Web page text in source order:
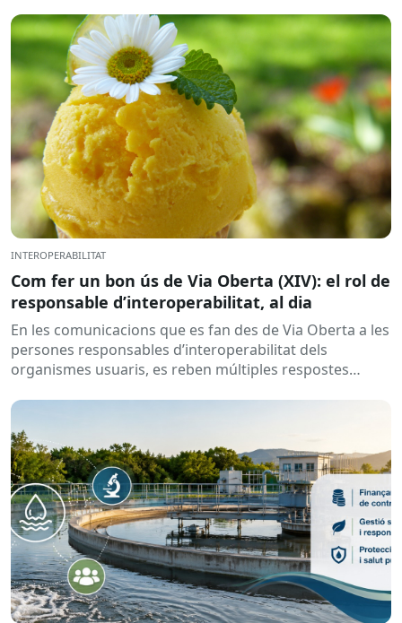
INTEROPERABILITAT
Com fer un bon ús de Via Oberta (XIV): el rol de
responsable d’interoperabilitat, al dia
En les comunicacions que es fan des de Via Oberta a les
persones responsables d’interoperabilitat dels
organismes usuaris, es reben múltiples respostes